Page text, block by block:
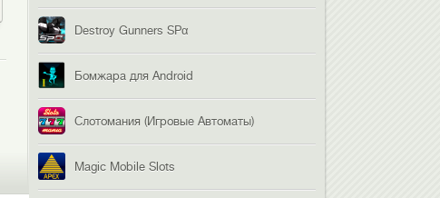
Destroy Gunners SPα
Бомжара для Android
Слотомания (Игровые Автоматы)
Magic Mobile Slots